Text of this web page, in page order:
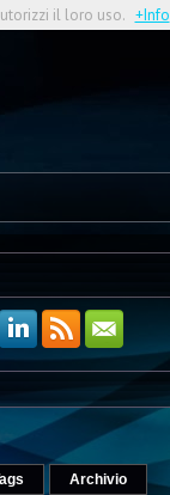
Archivio
il loro uso. +Info